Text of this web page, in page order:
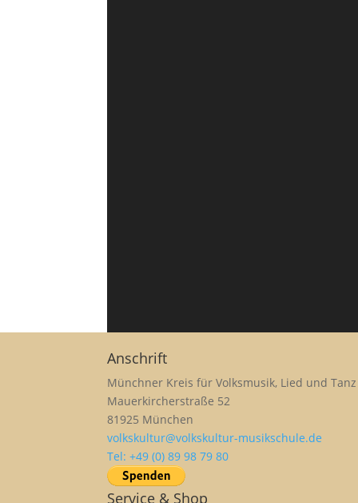
Anschrift
Münchner Kreis für Volksmusik, Lied und Tanz
Mauerkircherstraße 52
81925 München
volkskultur@volkskultur-musikschule.de
Tel: +49 (0) 89 98 79 80
Service & Shop